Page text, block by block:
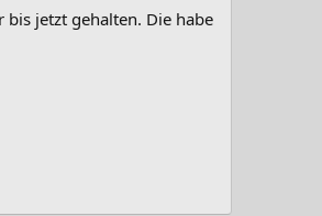
bis jetzt gehalten. Die habe